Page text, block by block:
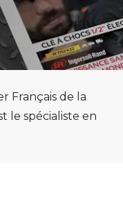
Français de la
le spécialiste en
et centres